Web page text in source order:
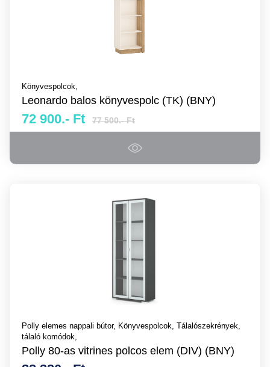
Könyvespolcok,
Leonardo balos könyvespolc (TK) (BNY)
72 900.- Ft 77 500.- Ft
Polly elemes nappali bútor, Könyvespolcok, Tálalószekrények,
tálaló komódok,
Polly 80-as vitrines polcos elem (DIV) (BNY)